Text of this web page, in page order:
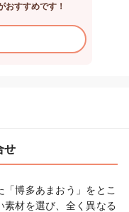
おすすめです！
せ
博多あまおう」をとこ
素材を選び、全く異なる